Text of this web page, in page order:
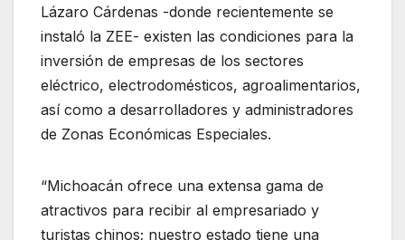
Lázaro Cárdenas -donde recientemente se
instaló la ZEE- existen las condiciones para la
inversión de empresas de los sectores
eléctrico, electrodomésticos, agroalimentarios,
así como a desarrolladores y administradores
de Zonas Económicas Especiales.
“Michoacán ofrece una extensa gama de
atractivos para recibir al empresariado y
turistas chinos; nuestro estado tiene una